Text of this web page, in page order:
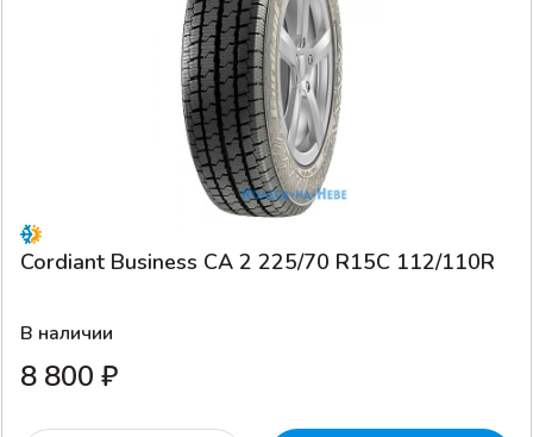
Cordiant Business CA 2 225/70 R15C 112/110R
В наличии
8 800 ₽